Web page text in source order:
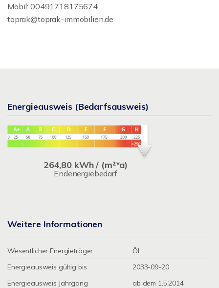
Mobil: 00491718175674
toprak@toprak-immobilien.de
Energieausweis (Bedarfsausweis)
264,80 kWh / (m²*a)
Endenergiebedarf
Weitere Informationen
Wesentlicher Energieträger
Öl
Energieausweis gültig bis
2033-09-20
Energieausweis Jahrgang
ab dem 1.5.2014